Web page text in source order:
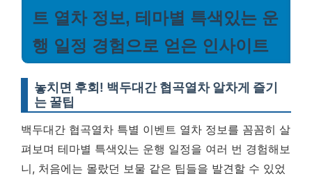
트 열차 정보, 테마별 특색있는 운
행 일정 경험으로 얻은 인사이트
놓치면 후회! 백두대간 협곡열차 알차게 즐기
는 꿀팁
백두대간 협곡열차 특별 이벤트 열차 정보를 꼼꼼히 살
펴보며 테마별 특색있는 운행 일정을 여러 번 경험해보
니, 처음에는 몰랐던 보물 같은 팁들을 발견할 수 있었